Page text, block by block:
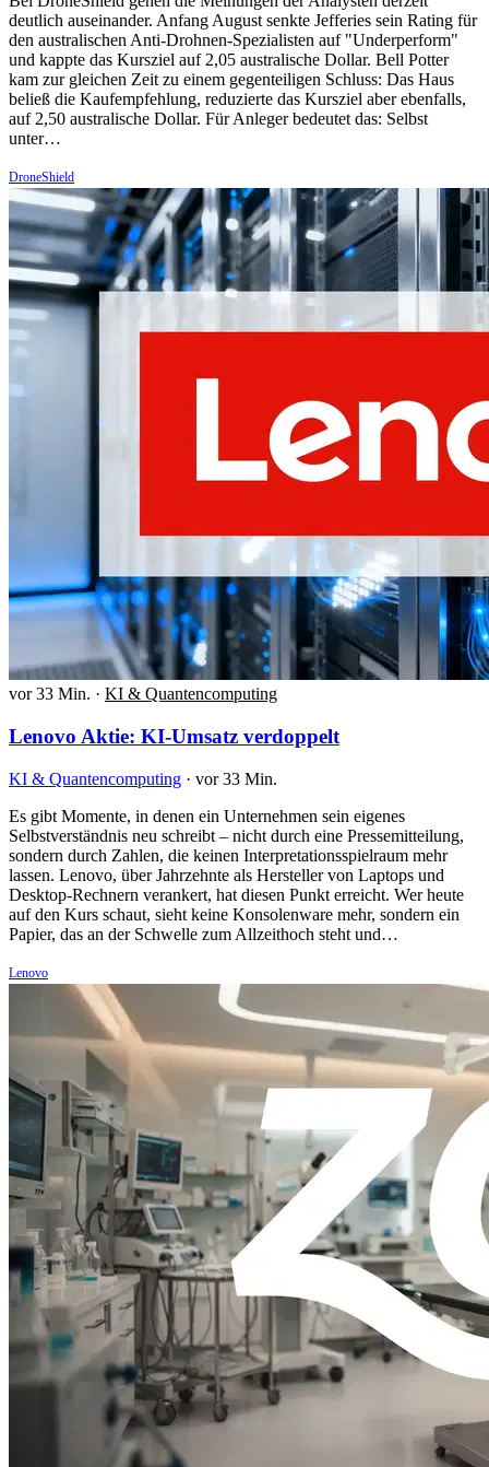
deutlich auseinander. Anfang August senkte Jefferies sein Rating für
den australischen Anti-Drohnen-Spezialisten auf "Underperform"
und kappte das Kursziel auf 2,05 australische Dollar. Bell Potter
kam zur gleichen Zeit zu einem gegenteiligen Schluss: Das Haus
beließ die Kaufempfehlung, reduzierte das Kursziel aber ebenfalls,
auf 2,50 australische Dollar. Für Anleger bedeutet das: Selbst
unter…
DroneShield
vor 33 Min. · KI & Quantencomputing
Lenovo Aktie: KI-Umsatz verdoppelt
KI & Quantencomputing · vor 33 Min.
Es gibt Momente, in denen ein Unternehmen sein eigenes
Selbstverständnis neu schreibt – nicht durch eine Pressemitteilung,
sondern durch Zahlen, die keinen Interpretationsspielraum mehr
lassen. Lenovo, über Jahrzehnte als Hersteller von Laptops und
Desktop-Rechnern verankert, hat diesen Punkt erreicht. Wer heute
auf den Kurs schaut, sieht keine Konsolenware mehr, sondern ein
Papier, das an der Schwelle zum Allzeithoch steht und…
Lenovo